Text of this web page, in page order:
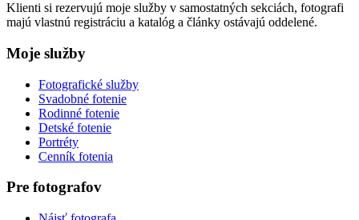
Klienti si rezervujú moje služby v samostatných sekciách, fotografi
majú vlastnú registráciu a katalóg a články ostávajú oddelené.
Moje služby
Fotografické služby
Svadobné fotenie
Rodinné fotenie
Detské fotenie
Portréty
Cenník fotenia
Pre fotografov